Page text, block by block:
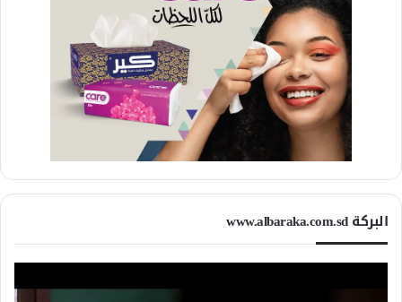
البركة www.albaraka.com.sd